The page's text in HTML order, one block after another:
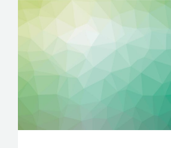
ABOUT US
GDPR
CONTACT US